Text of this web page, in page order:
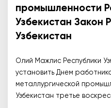
промышленности
Узбекистан Закон
Узбекистан
Олий Мажлис Республики
установить Днем
металлургической
Узбекистан третье